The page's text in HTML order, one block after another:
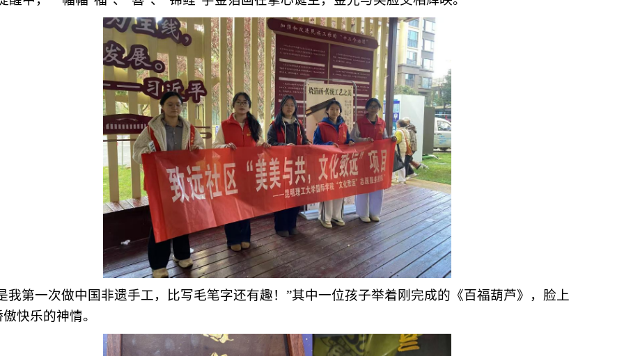
我第一次做中国非遗手工，比写毛笔字还有趣！”其中一位孩子举着刚完成的《百福葫芦》， 脸上
傲快乐的神情。